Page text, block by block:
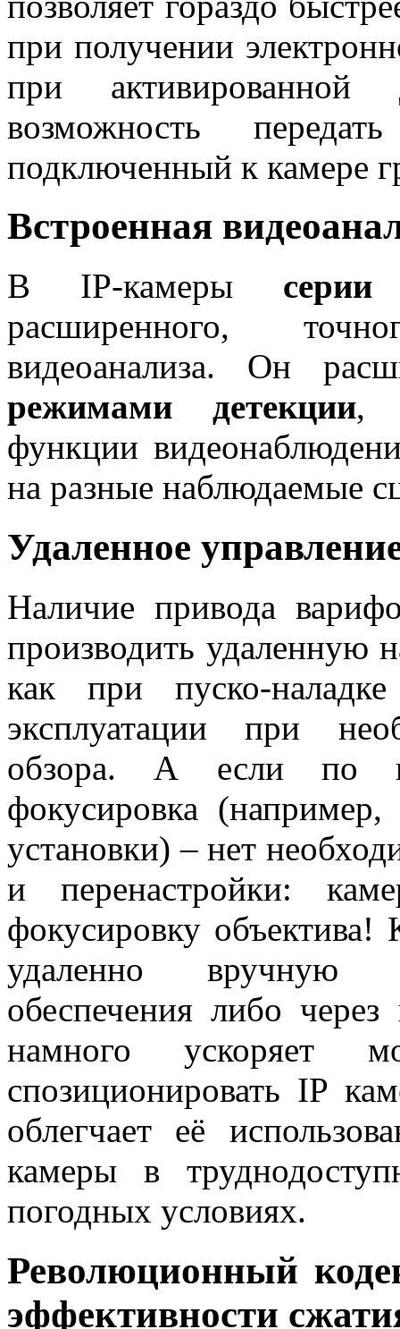
при получении
при активированной
возможность
подключенный к камере
Встроенная
В IP-камеры
расширенного,
видеоанализа. Он
режимами детекции,
функции
на разные наблюдаемые
Удаленное
Наличие привода
производить удаленную
как при пуско-
эксплуатации при
обзора. А если по
фокусировка
установки) – нет
и перенастройки:
фокусировку
удаленно вручную
обеспечения либо
намного ускоряет
спозиционировать IP
облегчает её
камеры в
погодных условиях.
Революционный
эффективности